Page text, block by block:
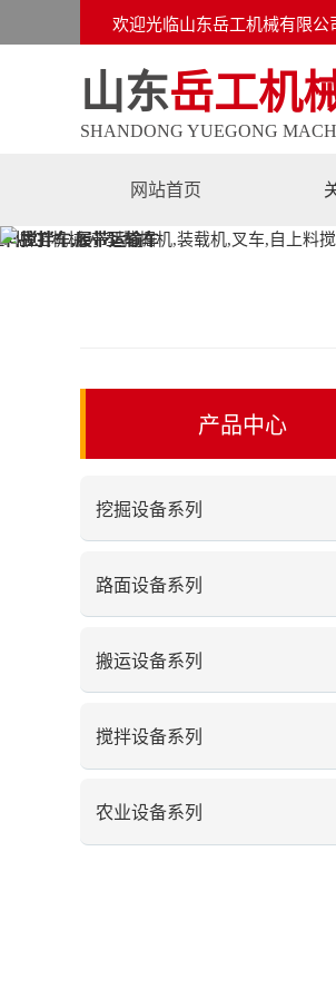
越野叉车-岳工机械专业生产路面设备系列,小
欢迎光临山东岳工机械有限公
山东岳工机
SHANDONG YUEGONG
网站首页
产品中心
挖掘设备系列
路面设备系列
搬运设备系列
搅拌设备系列
农业设备系列